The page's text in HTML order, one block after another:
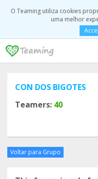
O Teaming utiliza cookies
uma melhor
CON DOS BIGOTES
Teamers: 40
Voltar para Grupo